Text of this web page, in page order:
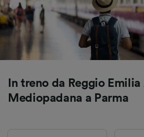
In treno da Reggio Emilia
Mediopadana a Parma
Utilizzare dati di
Scansione attiva delle
dispositivo ai fini
Archiviare informazioni su
accedervi. Pubblicità e contenuti
personalizzati, misurazione
pubblico, sviluppo di servizi.
Elenco dei partner (fornitori)